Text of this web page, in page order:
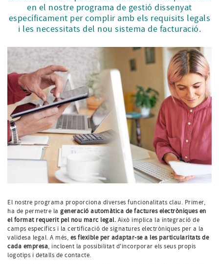
en el nostre programa de gestió dissenyat
específicament per complir amb els requisits legals
i les necessitats del nou sistema de facturació.
El nostre programa proporciona diverses funcionalitats clau. Primer,
ha de permetre la generació automàtica de factures electròniques en
el format requerit pel nou marc legal. Això implica la integració de
camps específics i la certificació de signatures electròniques per a la
validesa legal. A més, es flexible per adaptar-se a les particularitats de
cada empresa, incloent la possibilitat d'incorporar els seus propis
logotips i detalls de contacte.